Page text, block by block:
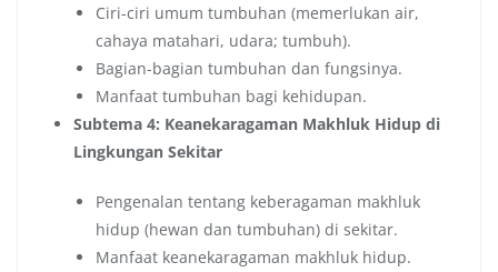
Ciri-ciri umum tumbuhan (memerlukan air,
cahaya matahari, udara; tumbuh).
Bagian-bagian tumbuhan dan fungsinya.
Manfaat tumbuhan bagi kehidupan.
Subtema 4: Keanekaragaman Makhluk Hidup di
Lingkungan Sekitar
Pengenalan tentang keberagaman makhluk
hidup (hewan dan tumbuhan) di sekitar.
Manfaat keanekaragaman makhluk hidup.